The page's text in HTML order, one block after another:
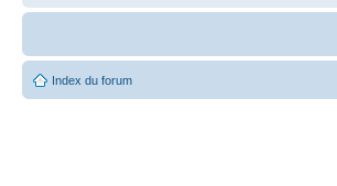
Index du forum